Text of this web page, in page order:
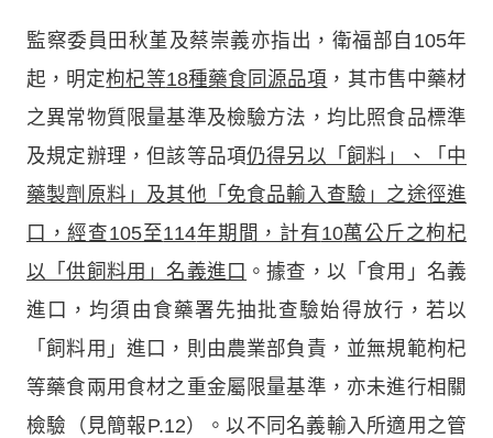
監察委員田秋堇及蔡崇義亦指出，衛福部自105年
起，明定枸杞等18種藥食同源品項 ，其市售中藥材
之異常物質限量基準及檢驗方法，均比照食品標準
及規定辦理，但該等品項仍得另以「飼料」、「中
藥製劑原料」及其他「免食品輸入查驗」之途徑進
口，經查105至114年期間，計有10萬公斤之枸杞
以「供飼料用」名義進口 。據查，以「食用」名義
進口，均須由食藥署先抽批查驗始得放行，若以
「飼料用」進口，則由農業部負責，並無規範枸杞
等藥食兩用食材之重金屬限量基準，亦未進行相關
檢驗（見簡報P.12）。以不同名義輸入所適用之管